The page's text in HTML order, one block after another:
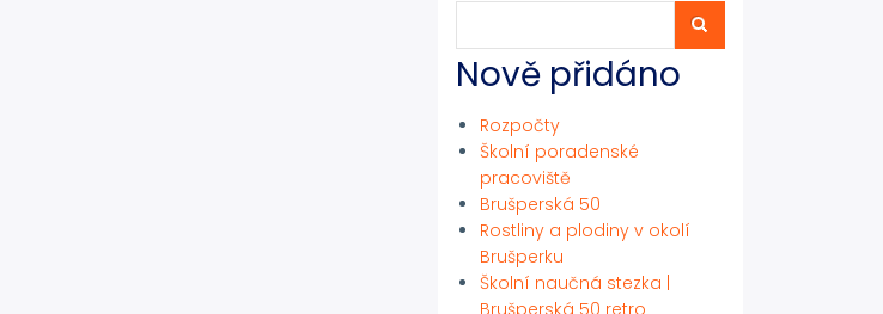
Nově přidáno
Rozpočty
Školní poradenské
pracoviště
Brušperská 50
Rostliny a plodiny v okolí
Brušperku
Školní naučná stezka |
Brušperská 50 retro